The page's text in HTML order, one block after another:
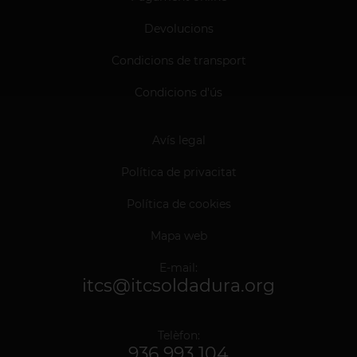
Devolucions
Condicions de transport
Condicions d'ús
Avís legal
Política de privacitat
Política de cookies
Mapa web
E-mail:
itcs@itcsoldadura.org
Telèfon: